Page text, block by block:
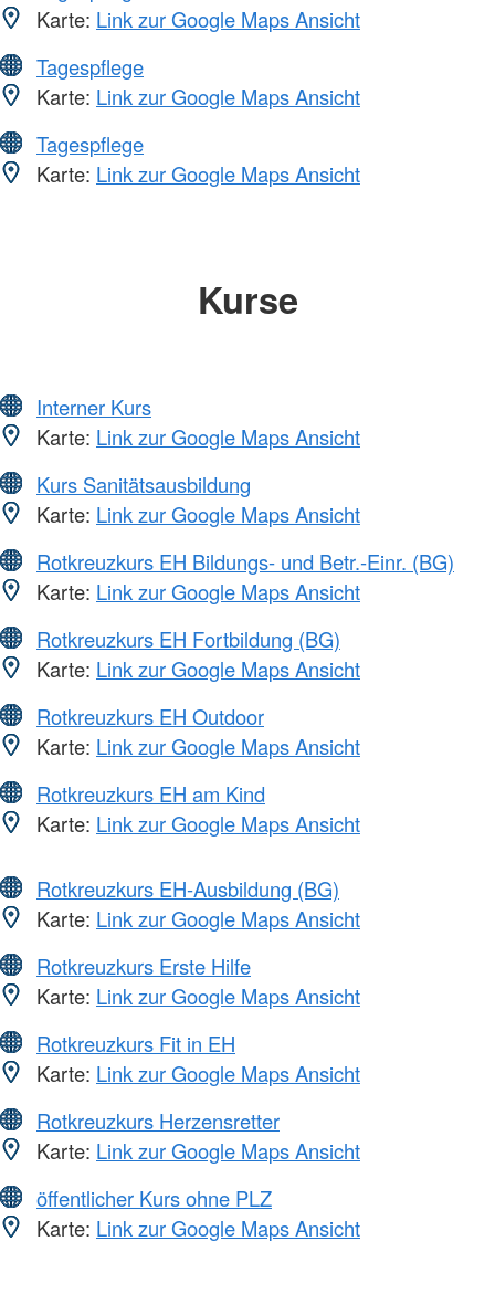
Karte: Link zur Google Maps Ansicht
Tagespflege
Karte: Link zur Google Maps Ansicht
Tagespflege
Karte: Link zur Google Maps Ansicht
Kurse
Interner Kurs
Karte: Link zur Google Maps Ansicht
Kurs Sanitätsausbildung
Karte: Link zur Google Maps Ansicht
Rotkreuzkurs EH Bildungs- und Betr.-Einr. (BG)
Karte: Link zur Google Maps Ansicht
Rotkreuzkurs EH Fortbildung (BG)
Karte: Link zur Google Maps Ansicht
Rotkreuzkurs EH Outdoor
Karte: Link zur Google Maps Ansicht
Rotkreuzkurs EH am Kind
Karte: Link zur Google Maps Ansicht
Rotkreuzkurs EH-Ausbildung (BG)
Karte: Link zur Google Maps Ansicht
Rotkreuzkurs Erste Hilfe
Karte: Link zur Google Maps Ansicht
Rotkreuzkurs Fit in EH
Karte: Link zur Google Maps Ansicht
Rotkreuzkurs Herzensretter
Karte: Link zur Google Maps Ansicht
öffentlicher Kurs ohne PLZ
Karte: Link zur Google Maps Ansicht